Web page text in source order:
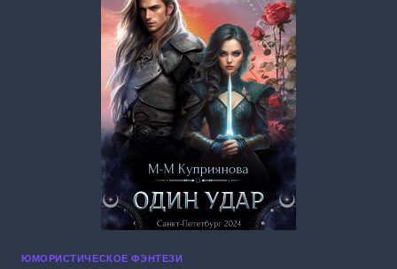
ЮМОРИСТИЧЕСКОЕ ФЭНТЕЗИ